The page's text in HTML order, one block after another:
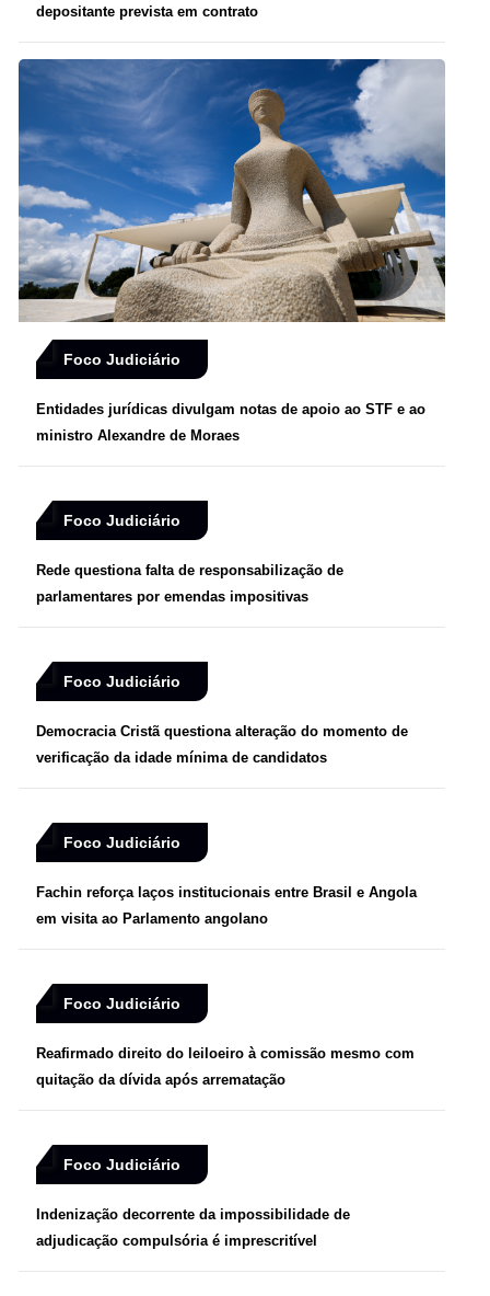
depositante prevista em contrato
Foco Judiciário
Entidades jurídicas divulgam notas de apoio ao STF e ao
ministro Alexandre de Moraes
Foco Judiciário
Rede questiona falta de responsabilização de
parlamentares por emendas impositivas
Foco Judiciário
Democracia Cristã questiona alteração do momento de
verificação da idade mínima de candidatos
Foco Judiciário
Fachin reforça laços institucionais entre Brasil e Angola
em visita ao Parlamento angolano
Foco Judiciário
Reafirmado direito do leiloeiro à comissão mesmo com
quitação da dívida após arrematação
Foco Judiciário
Indenização decorrente da impossibilidade de
adjudicação compulsória é imprescritível